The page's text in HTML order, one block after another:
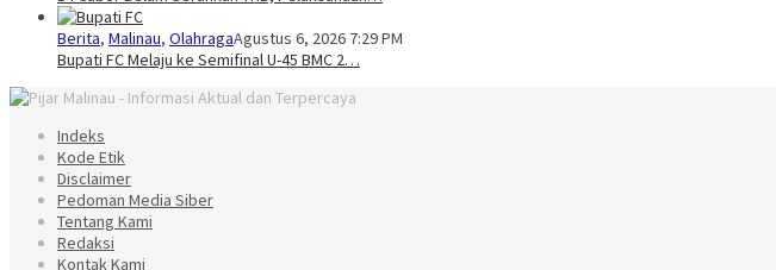
Berita, Malinau, OlahragaAgustus 6, 2026 7:29 PM
Bupati FC Melaju ke Semifinal U-45 BMC 2…
Indeks
Kode Etik
Disclaimer
Pedoman Media Siber
Tentang Kami
Redaksi
Kontak Kami